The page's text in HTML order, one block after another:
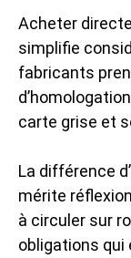
Acheter
simplifie
fabricants
carte grise et
La différence
mérite
à circuler sur
obligations qui